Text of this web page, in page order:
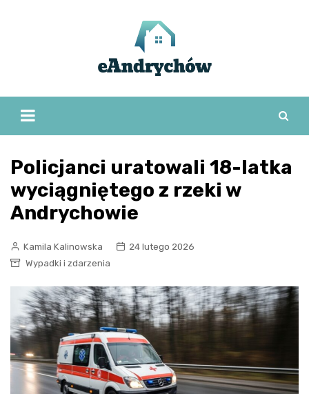
Policjanci uratowali 18-latka
wyciągniętego z rzeki w
Andrychowie
Kamila Kalinowska
24 lutego 2026
Wypadki i zdarzenia